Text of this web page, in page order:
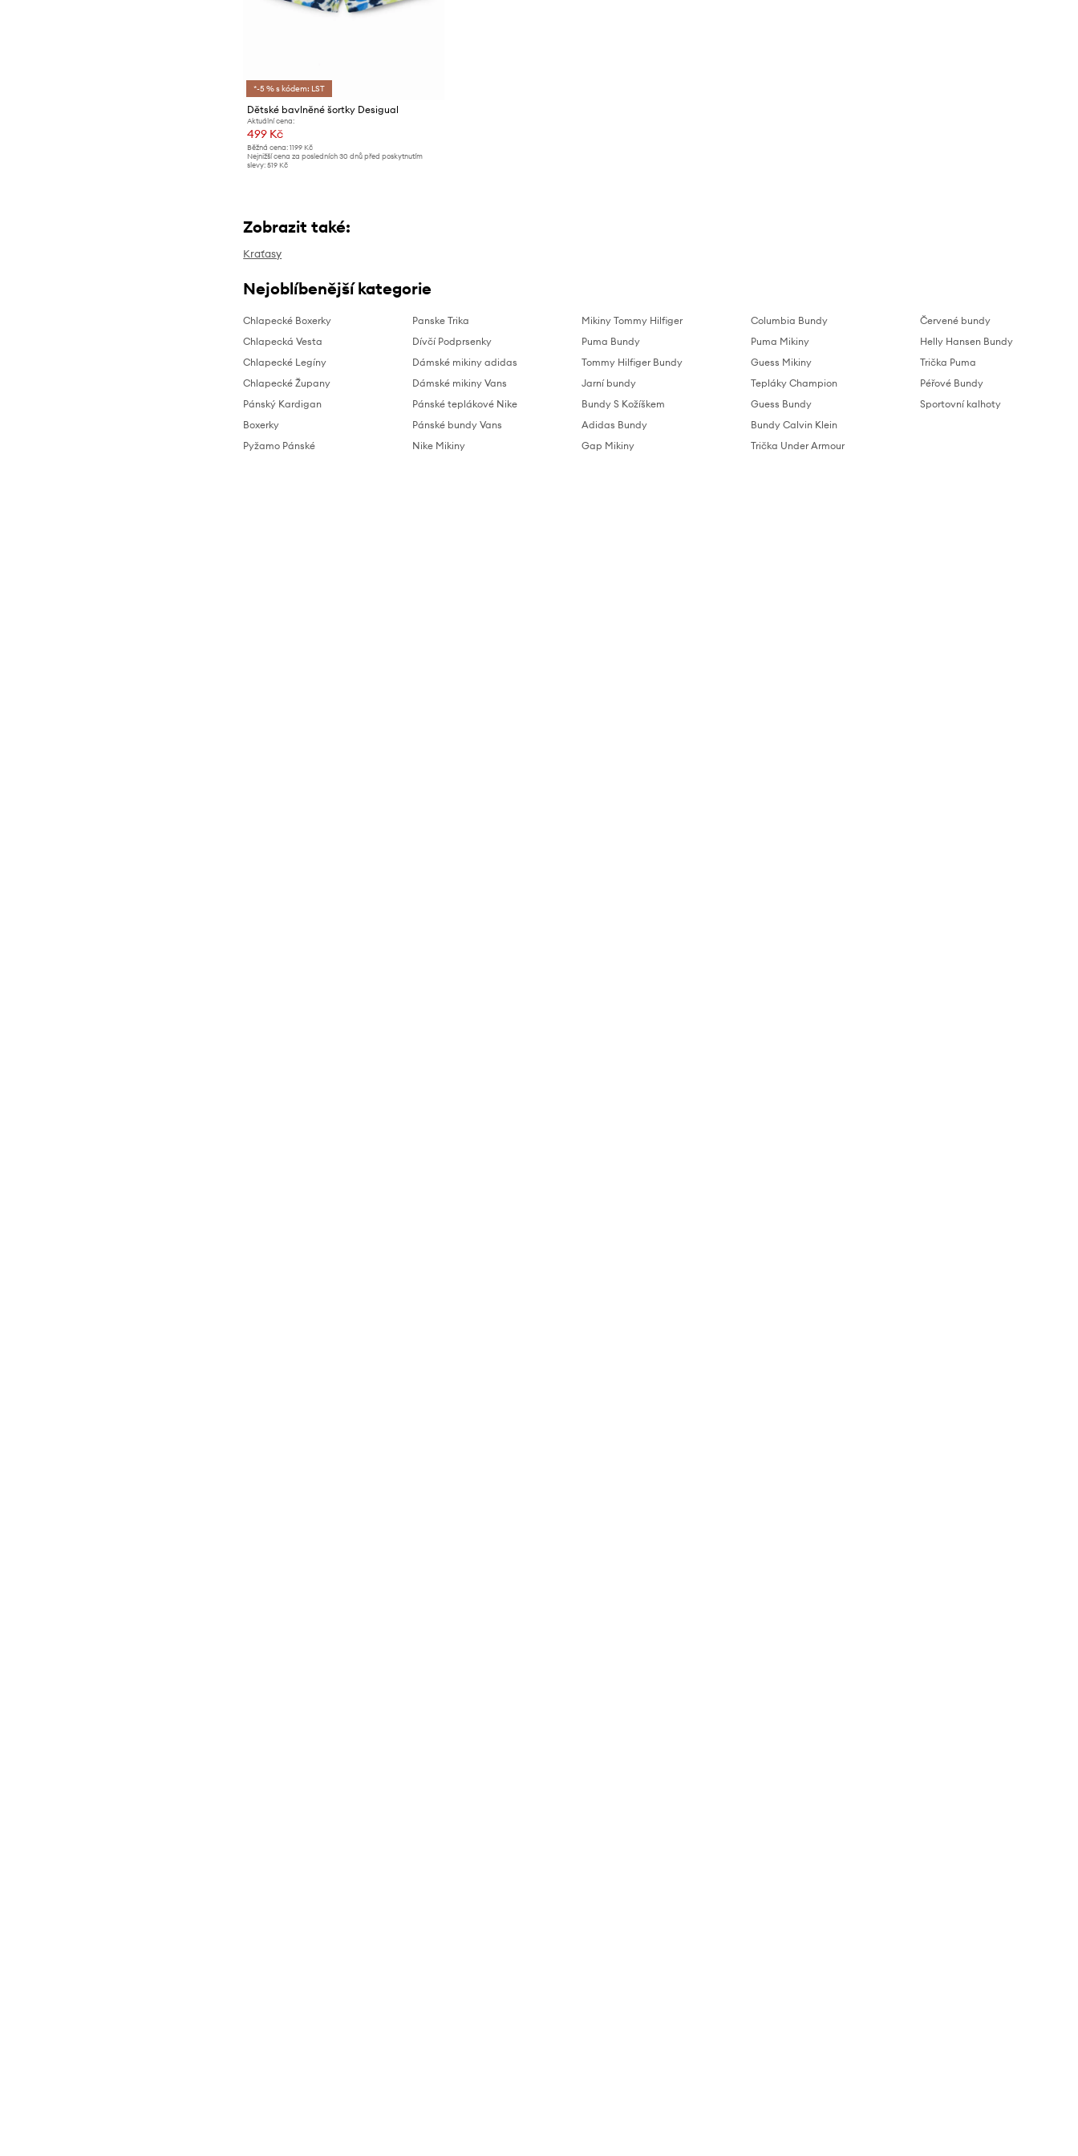
*-5 % s kódem: LST
Dětské bavlněné šortky Desigual
Aktuální cena:
499 Kč
Běžná cena: 1199 Kč
Nejnižší cena za posledních 30 dnů před poskytnutím
slevy: 519 Kč
Zobrazit také:
Kraťasy
Nejoblíbenější kategorie
Chlapecké Boxerky
Chlapecká Vesta
Chlapecké Legíny
Chlapecké Župany
Pánský Kardigan
Boxerky
Pyžamo Pánské
Panske Trika
Dívčí Podprsenky
Dámské mikiny adidas
Dámské mikiny Vans
Pánské teplákové Nike
Pánské bundy Vans
Nike Mikiny
Mikiny Tommy Hilfiger
Puma Bundy
Tommy Hilfiger Bundy
Jarní bundy
Bundy S Kožíškem
Adidas Bundy
Gap Mikiny
Columbia Bundy
Puma Mikiny
Guess Mikiny
Tepláky Champion
Guess Bundy
Bundy Calvin Klein
Trička Under Armour
Červené bundy
Helly Hansen Bundy
Trička Puma
Péřové Bundy
Sportovní kalhoty